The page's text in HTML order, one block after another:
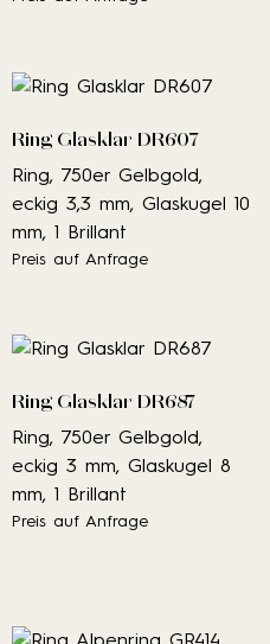
Ring Glasklar DR607
Ring, 750er Gelbgold,
eckig 3,3 mm, Glaskugel 10
mm, 1 Brillant
Preis auf Anfrage
Ring Glasklar DR687
Ring, 750er Gelbgold,
eckig 3 mm, Glaskugel 8
mm, 1 Brillant
Preis auf Anfrage